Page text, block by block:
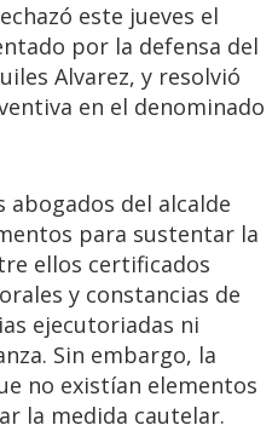
este jueves el
por la defensa del
Alvarez, y resolvió
en el denominado
abogados del alcalde
para sustentar la
ellos certificados
y constancias de
ejecutoriadas ni
Sin embargo, la
no existían elementos
la medida cautelar.